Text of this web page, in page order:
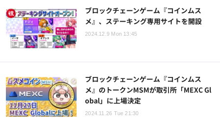
ブロックチェーンゲーム『コインムス
メ』、ステーキング専用サイトを開設
2024.12.9 Mon 13:45
ブロックチェーンゲーム『コインムス
メ』のトークンMSMが取引所「MEXC Gl
obal」に上場決定
2024.11.26 Tue 21:30